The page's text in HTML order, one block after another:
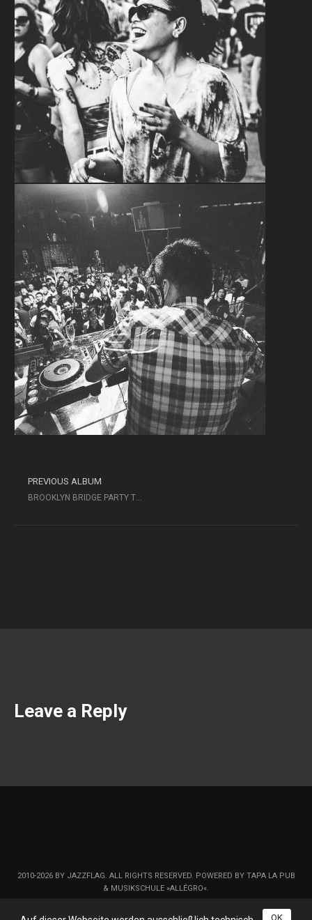
PREVIOUS ALBUM
BROOKLYN BRIDGE PARTY TOUR
Leave a Reply
2010-2026 BY JAZZFLAG. ALL RIGHTS RESERVED. POWERED BY TAPA LA PUB
& MUSIKSCHULE »ALLÉGRO«.
OK